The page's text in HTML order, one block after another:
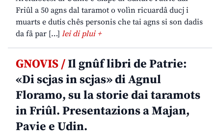
Friûl a 50 agns dal taramot o volìn ricuardâ ducj i
muarts e dutis chês personis che tai agns si son dadis
da fâ par […] lei di plui +
GNOVIS /Il gnûf libri de Patrie:
«Di scjas in scjas» di Agnul
Floramo, su la storie dai taramots
in Friûl. Presentazions a Majan,
Pavie e Udin.